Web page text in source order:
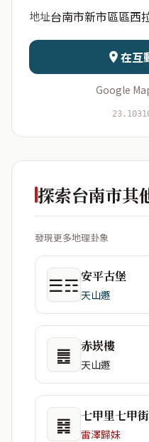
日期
資料僅用
地址台南市新市區區西
在互
Google
探索台南市其
發現更多地理卦象
☰☶安平古堡
天山遯
䷌ 赤崁樓
天山遯
䷿ 七甲里七甲
雷澤歸妹